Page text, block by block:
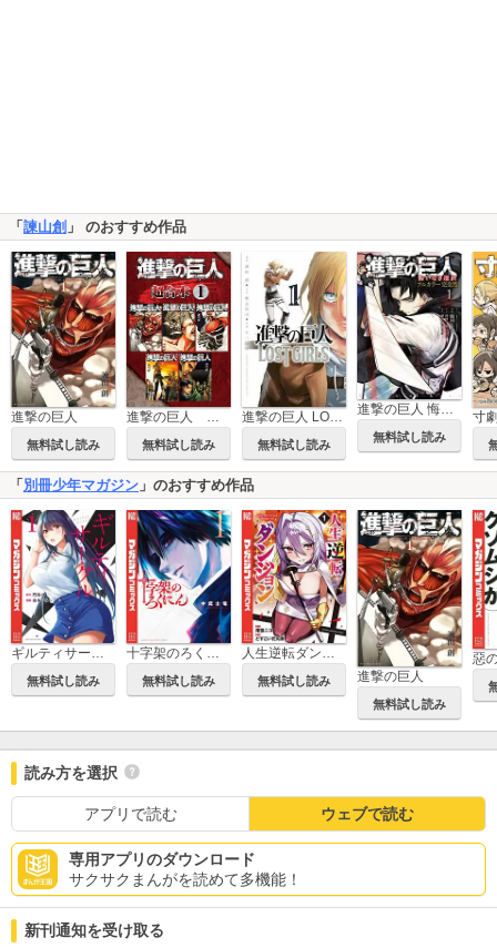
「 諫山創 」 のおすすめ作品
進撃の巨人
無料試し読み
進撃の巨人 超合本版
無料試し読み
進撃の巨人 LOST GIRLS
無料試し読み
進撃の巨人 悔いなき選択 フルカラー完全版
無料試し読み
寸
「 別冊少年マガジン 」のおすすめ作品
ギルティサークル
無料試し読み
十字架のろくにん
無料試し読み
人生逆転ダンジョン
無料試し読み 進撃の巨人
無料試し読み
惡
読み方を選択
アプリで読む ウェブで読む
専用アプリのダウンロード
サクサクまんがを読めて多機能！
新刊通知を受け取る